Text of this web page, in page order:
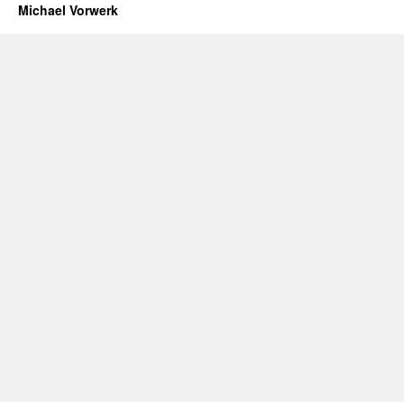
Michael Vorwerk